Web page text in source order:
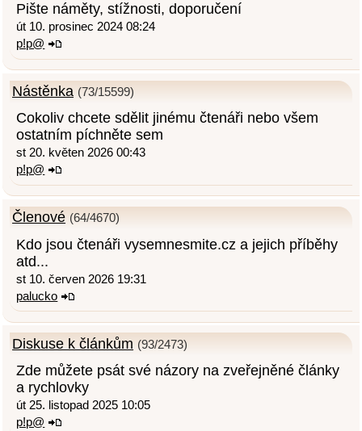
Pište náměty, stížnosti, doporučení
út 10. prosinec 2024 08:24
p!p@
Nástěnka (73/15599)
Cokoliv chcete sdělit jinému čtenáři nebo všem
ostatním píchněte sem
st 20. květen 2026 00:43
p!p@
Členové (64/4670)
Kdo jsou čtenáři vysemnesmite.cz a jejich příběhy
atd...
st 10. červen 2026 19:31
palucko
Diskuse k článkům (93/2473)
Zde můžete psát své názory na zveřejněné články
a rychlovky
út 25. listopad 2025 10:05
p!p@